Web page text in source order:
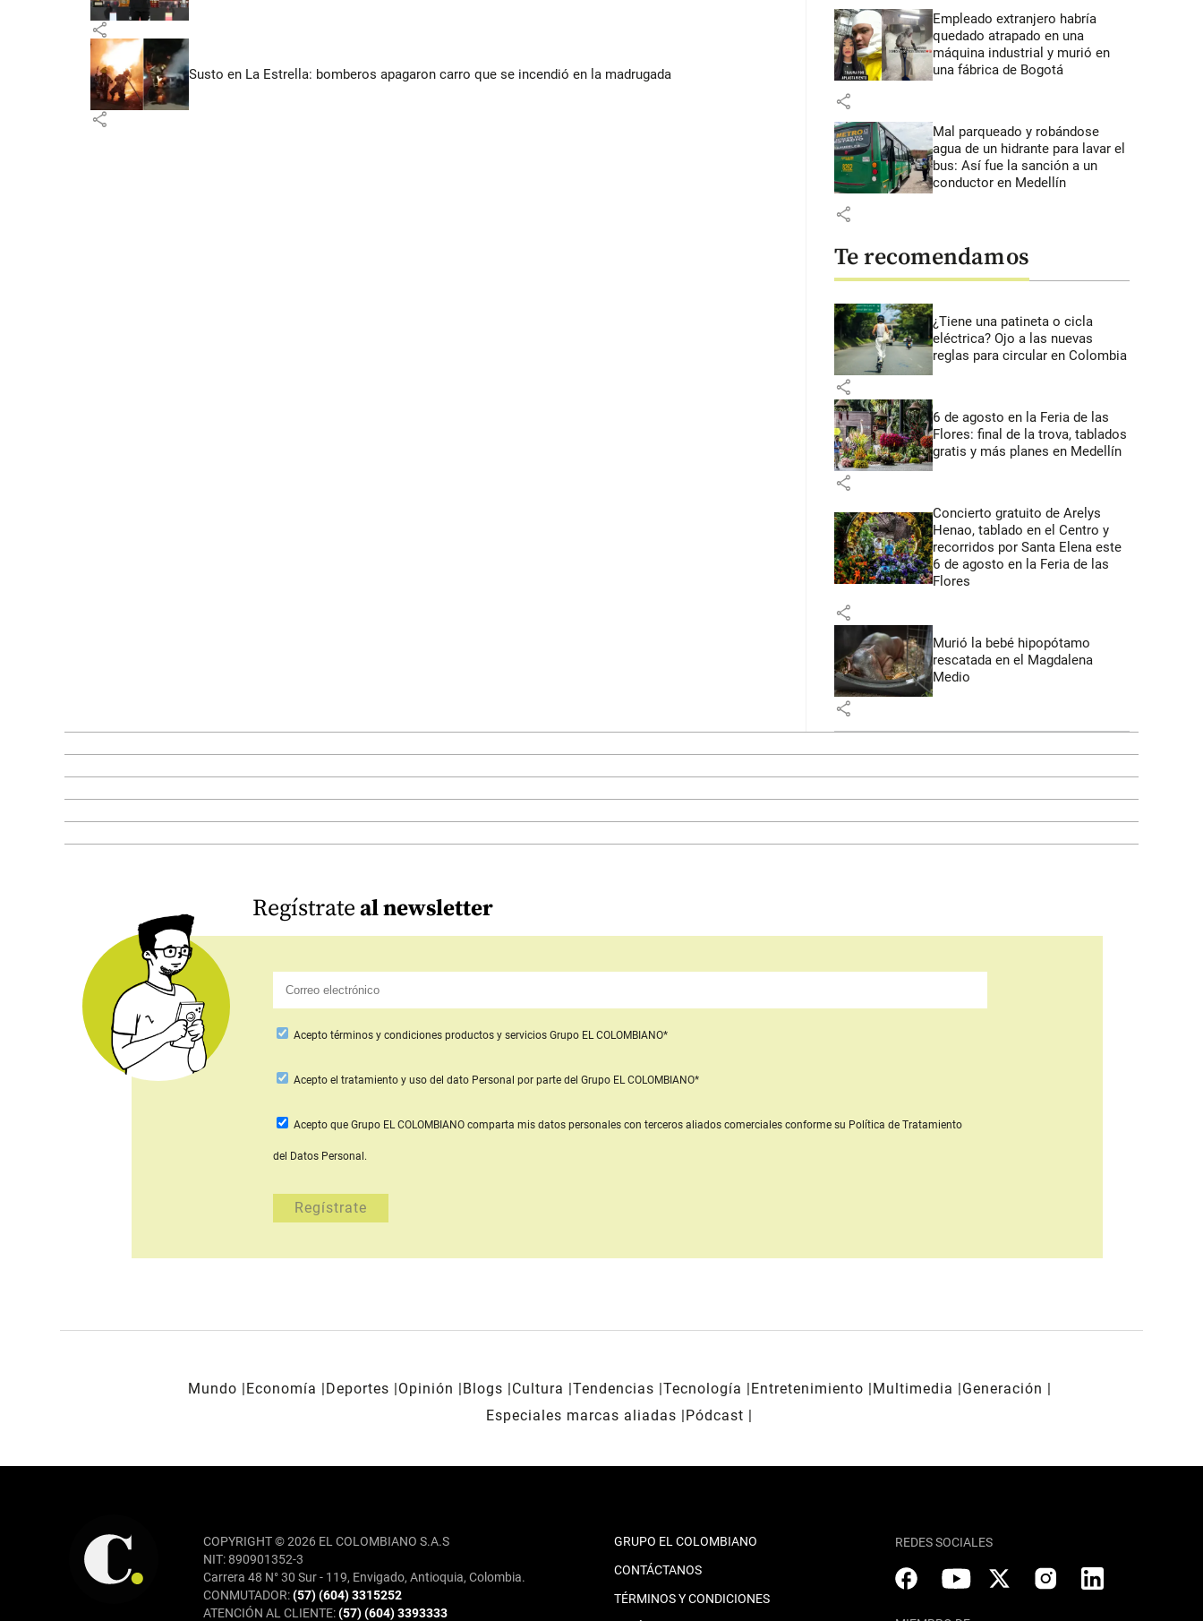
share
Susto en La Estrella: bomberos apagaron carro que se incendió en la madrugada
share
Empleado extranjero habría
quedado atrapado en una
máquina industrial y murió en
una fábrica de Bogotá
share
Mal parqueado y robándose
agua de un hidrante para lavar el
bus: Así fue la sanción a un
conductor en Medellín
share
Te recomendamos
¿Tiene una patineta o cicla
eléctrica? Ojo a las nuevas
reglas para circular en Colombia
share
6 de agosto en la Feria de las
Flores: final de la trova, tablados
gratis y más planes en Medellín
share
Concierto gratuito de Arelys
Henao, tablado en el Centro y
recorridos por Santa Elena este
6 de agosto en la Feria de las
Flores
share
Murió la bebé hipopótamo
rescatada en el Magdalena
Medio
share
Regístrateal newsletter
Acepto términos y condiciones productos y servicios Grupo EL COLOMBIANO*
Aceptoel tratamiento y uso del dato Personal por parte del Grupo EL COLOMBIANO*
Acepto que Grupo EL COLOMBIANO comparta mis datos personales con terceros aliados comercialesconforme su Política de Tratamiento
del Datos Personal.
Mundo Economía Deportes Opinión Blogs Cultura Tendencias Tecnología Entretenimiento Multimedia
Generación
Especiales marcas aliadas
Pódcast
COPYRIGHT © 2026 EL COLOMBIANO S.A.S
NIT: 890901352-3
Carrera 48 N° 30 Sur - 119, Envigado, Antioquia, Colombia.
CONMUTADOR:(57) (604) 3315252
ATENCIÓN AL CLIENTE:(57) (604) 3393333
GRUPO EL COLOMBIANO
CONTÁCTANOS
TÉRMINOS Y CONDICIONES
REDES SOCIALES